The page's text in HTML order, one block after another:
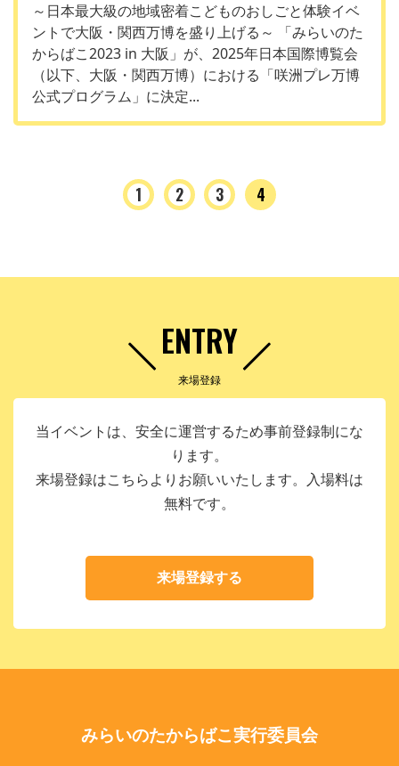
～日本最大級の地域密着こどものおしごと体験イベ
ントで大阪・関西万博を盛り上げる～ 「みらいのた
からばこ2023 in 大阪」が、2025年日本国際博覧会
（以下、大阪・関西万博）における「咲洲プレ万博
公式プログラム」に決定...
1 2 3 4
ENTRY
来場登録
当イベントは、安全に運営するため事前登録制にな
ります。
来場登録はこちらよりお願いいたします。入場料は
無料です。
来場登録する
みらいのたからばこ実行委員会